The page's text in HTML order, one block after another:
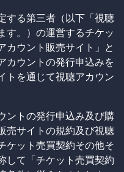
する第三者（以下「視聴
す。）の運営するチケッ
カウント販売サイト」と
カウントの発行申込みを
トを通じて視聴アカウン
ントの発行申込み及び購
売サイトの規約及び視聴
ケット売買契約その他そ
して「チケット売買契約